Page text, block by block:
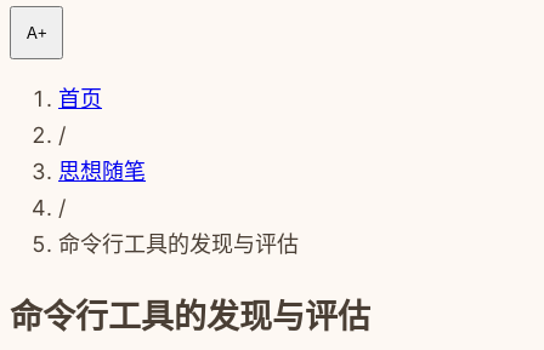
A+
首页
/
思想随笔
/
命令行工具的发现与评估
命令行工具的发现与评估